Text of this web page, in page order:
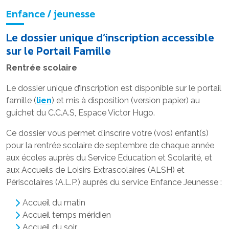
Enfance / jeunesse
Le dossier unique d’inscription accessible
sur le Portail Famille
Rentrée scolaire
Le dossier unique d’inscription est disponible sur le portail
famille (lien) et mis à disposition (version papier) au
guichet du C.C.A.S, Espace Victor Hugo.
Ce dossier vous permet d’inscrire votre (vos) enfant(s)
pour la rentrée scolaire de septembre de chaque année
aux écoles auprès du Service Education et Scolarité, et
aux Accueils de Loisirs Extrascolaires (ALSH) et
Périscolaires (A.L.P.) auprès du service Enfance Jeunesse :
Accueil du matin
Accueil temps méridien